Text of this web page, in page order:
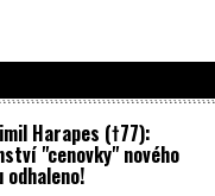
Harapes (†77):
"cenovky" nového
odhaleno!